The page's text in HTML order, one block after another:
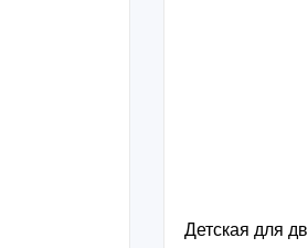
Детская для